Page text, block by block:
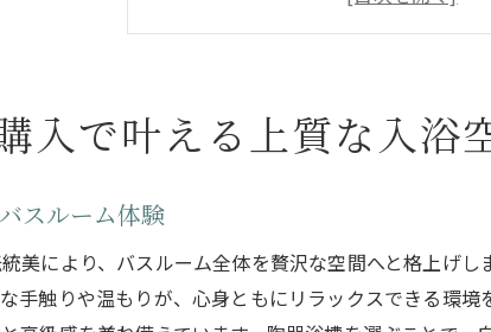
陶器浴槽の形状や色合いで伝
陶器浴槽は信楽焼など伝統
陶器浴槽選びで重視すべき
入で叶える上質な入浴
スルーム体験
美により、バスルーム全体を贅沢な空間へと格上げ
手触りや温もりが、心身ともにリラックスできる環